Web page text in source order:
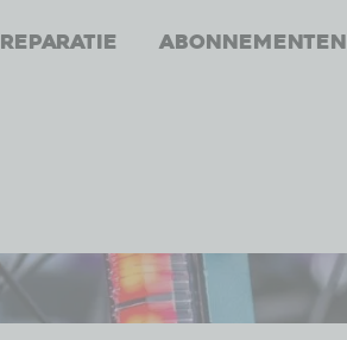
Reparatie Abonnementen